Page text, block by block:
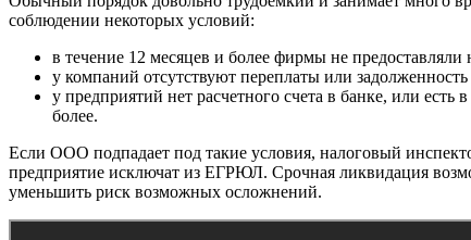
соблюдении некоторых условий:
в течение 12 месяцев и более фирмы не
у компаний отсутствуют переплаты или
у предприятий нет расчетного счета в банке, или
более.
Если ООО подпадает под такие условия, налоговый
предприятие исключат из ЕГРЮЛ. Срочная ликвидация
уменьшить риск возможных осложнений.